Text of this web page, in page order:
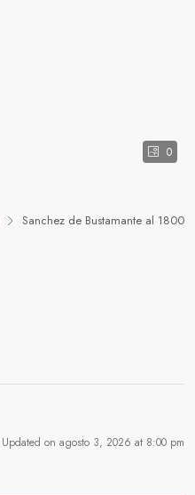
0
Sanchez de Bustamante al 1800
Updated on agosto 3, 2026 at 8:00 pm